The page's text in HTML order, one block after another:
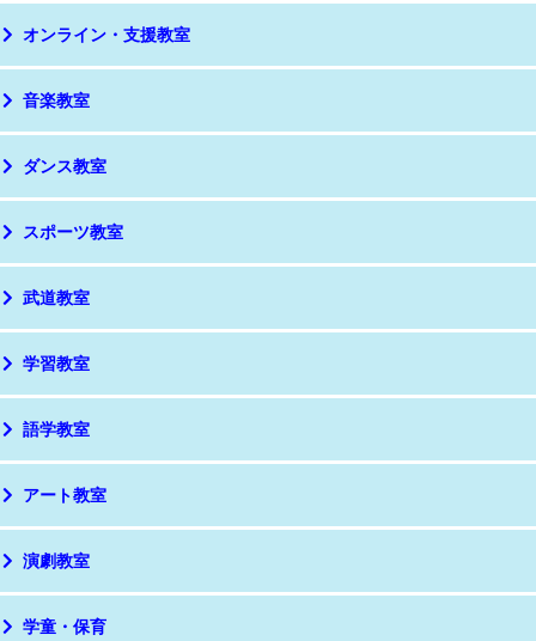
オンライン・支援教室
音楽教室
ダンス教室
スポーツ教室
武道教室
学習教室
語学教室
アート教室
演劇教室
学童・保育